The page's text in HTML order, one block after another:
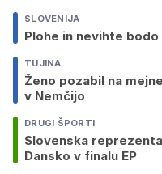
SLOVENIJA
Plohe in nevihte
TUJINA
Ženo pozabil na
v Nemčijo
DRUGI ŠPORTI
Slovenska
Dansko v finalu EP